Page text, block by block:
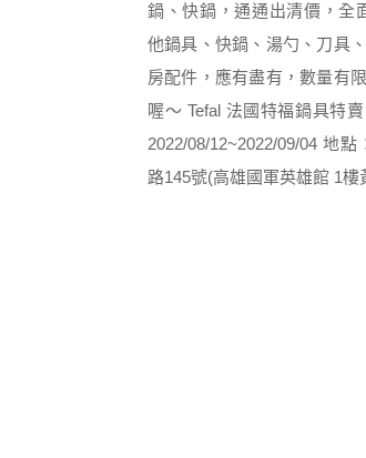
鍋、快鍋，通通出清價，全
他鍋具、快鍋、湯勺、刀具
房配件，應有盡有，數量有
喔～ Tefal 法國特福鍋具特
2022/08/12~2022/09/04 地
路145號(高雄國軍英雄館 1